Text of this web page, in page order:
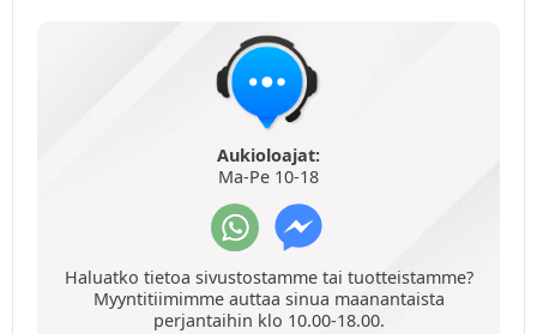
Aukioloajat:
Ma-Pe 10-18
Haluatko tietoa sivustostamme tai tuotteistamme?
Myyntitiimimme auttaa sinua maanantaista
perjantaihin klo 10.00-18.00.